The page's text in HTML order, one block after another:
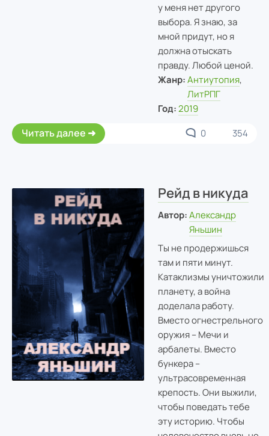
у меня нет другого
выбора. Я знаю, за
мной придут, но я
должна отыскать
правду. Любой ценой.
Жанр: Антиутопия,
ЛитРПГ
Год: 2019
Читать далее 0 354
Рейд в никуда
Автор: Александр
Яньшин
Ты не продержишься
там и пяти минут.
Катаклизмы уничтожили
планету, а война
доделала работу.
Вместо огнестрельного
оружия – Мечи и
арбалеты. Вместо
бункера –
ультрасовременная
крепость. Они выжили,
чтобы поведать тебе
эту историю. Чтобы